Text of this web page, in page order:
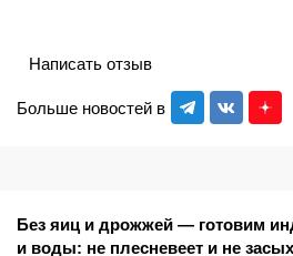
Больше новостей в
Написать отзыв
Без яиц и дрожжей — готовим
и воды: не плесневеет и не